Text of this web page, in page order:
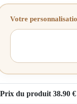
Votre
Prix du produit 38.90